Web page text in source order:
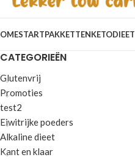
STARTPAKKETTENKETODIEET
CATEGORIEËN
Glutenvrij
Promoties
test2
Eiwitrijke poeders
Alkaline dieet
Kant en klaar